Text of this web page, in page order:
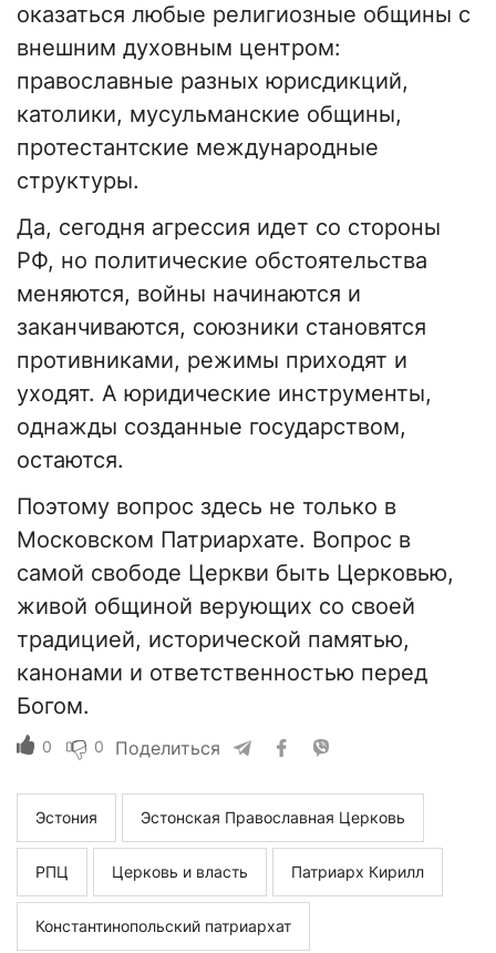
оказаться любые религиозные общины с
внешним духовным центром:
православные разных юрисдикций,
католики, мусульманские общины,
протестантские международные
структуры.
Да, сегодня агрессия идет со стороны
РФ, но политические обстоятельства
меняются, войны начинаются и
заканчиваются, союзники становятся
противниками, режимы приходят и
уходят. А юридические инструменты,
однажды созданные государством,
остаются.
Поэтому вопрос здесь не только в
Московском Патриархате. Вопрос в
самой свободе Церкви быть Церковью,
живой общиной верующих со своей
традицией, исторической памятью,
канонами и ответственностью перед
Богом.
0 0 Поделиться
Эстония Эстонская Православная Церковь
РПЦ Церковь и власть Патриарх Кирилл
Константинопольский патриархат